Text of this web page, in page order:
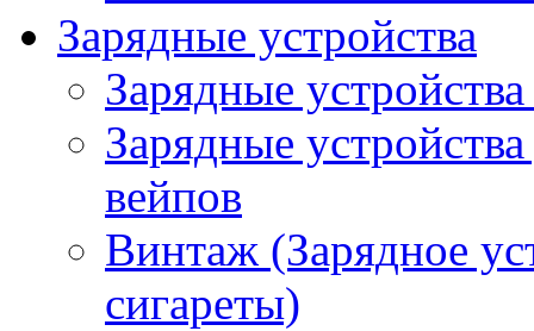
Зарядные устройства
Зарядные
Зарядные
вейпов
Винтаж (Зарядное
сигареты)